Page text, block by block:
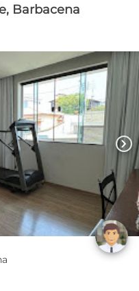
, Barbacena
chevron_right